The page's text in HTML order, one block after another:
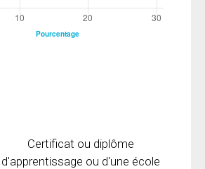
Certificat ou diplôme
d'apprentissage ou d'une école